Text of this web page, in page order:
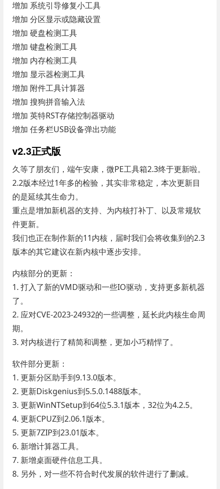
增加 系统引导修复小工具
增加 分区显示或隐藏设置
增加 硬盘检测工具
增加 键盘检测工具
增加 内存检测工具
增加 显示器检测工具
增加 附件工具计算器
增加 搜狗拼音输入法
增加 英特RST存储控制器驱动
增加 任务栏USB设备弹出功能
v2.3正式版
久等了朋友们，端午安康，微PE工具箱2.3终于更新啦。
2.2版本经过1年多的检验，其实非常稳定，本次更新目
的是延续其生命力。
重点是增加新机器的支持、为内核打补丁、以及常规软
件更新。
我们也正在制作新的11内核，届时我们会将收集到的2.3
版本的其它建议在新内核中逐步安排。
内核部分的更新：
1. 打入了新的VMD驱动和一些IO驱动，支持更多新机器
了。
2. 应对CVE-2023-24932的一些调整，延长此内核生命周
期。
3. 对内核进行了精简和调整，更加小巧精悍了。
软件部分更新：
1. 更新分区助手到9.13.0版本。
2. 更新Diskgenius到5.5.0.1488版本。
3. 更新WinNTSetup到64位5.3.1版本，32位为4.2.5。
4. 更新CPUZ到2.06.1版本。
5. 更新7ZIP到23.01版本。
6. 新增计算器工具。
7. 新增桌面硬件信息工具。
8. 另外，对一些不符合时代发展的软件进行了删减。